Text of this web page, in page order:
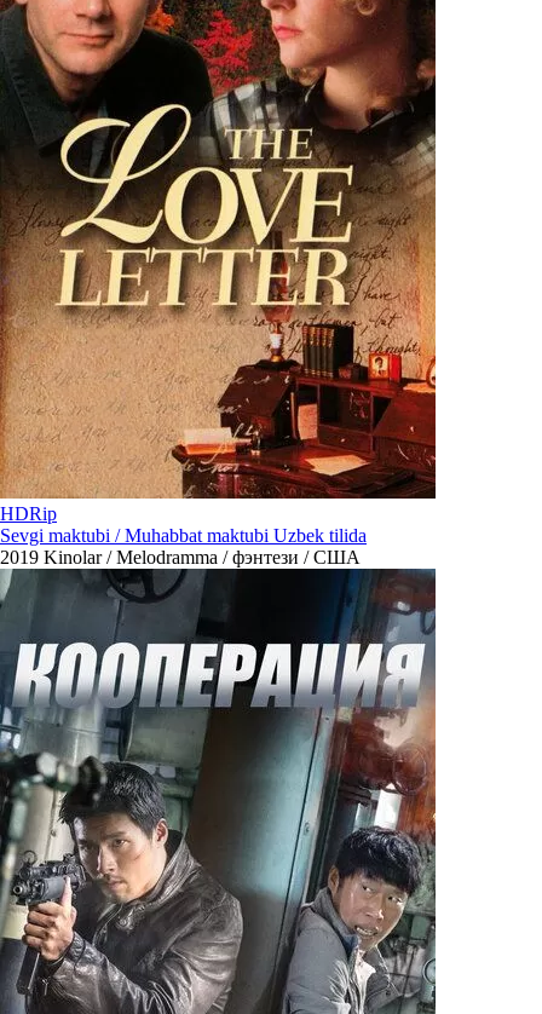
HDRip
Sevgi maktubi / Muhabbat maktubi Uzbek tilida
2019 Kinolar / Melodramma / фэнтези / США